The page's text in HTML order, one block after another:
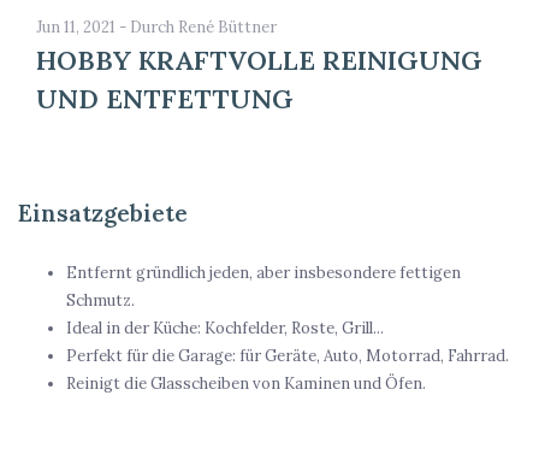
Jun 11, 2021 - Durch René Büttner
HOBBY KRAFTVOLLE REINIGUNG
UND ENTFETTUNG
Einsatzgebiete
Entfernt gründlich jeden, aber insbesondere fettigen
Schmutz.
Ideal in der Küche: Kochfelder, Roste, Grill...
Perfekt für die Garage: für Geräte, Auto, Motorrad, Fahrrad.
Reinigt die Glasscheiben von Kaminen und Öfen.